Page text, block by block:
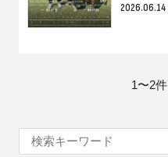
2026.06.14
1〜2件